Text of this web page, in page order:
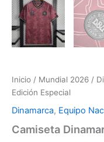
Inicio / Mundial 2026 /
Edición Especial
Dinamarca, Equipo
Camiseta